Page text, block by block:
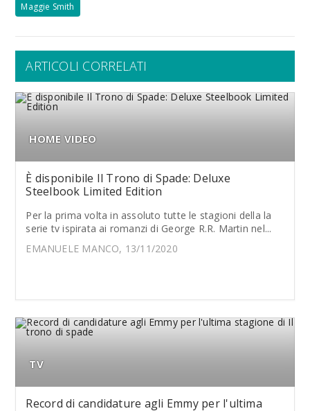
Maggie Smith
ARTICOLI CORRELATI
HOME VIDEO
È disponibile Il Trono di Spade: Deluxe
Steelbook Limited Edition
Per la prima volta in assoluto tutte le stagioni della la
serie tv ispirata ai romanzi di George R.R. Martin nel...
EMANUELE MANCO, 13/11/2020
TV
Record di candidature agli Emmy per l'ultima